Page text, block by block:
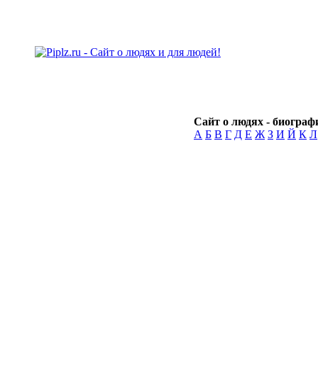
Сайт о людях -
А Б В Г Д Е Ж З И Й К Л